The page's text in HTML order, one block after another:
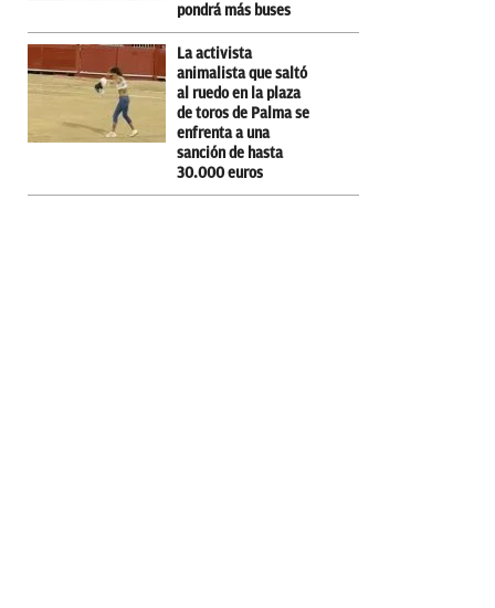
pondrá más buses
La activista
animalista que saltó
al ruedo en la plaza
de toros de Palma se
enfrenta a una
sanción de hasta
30.000 euros